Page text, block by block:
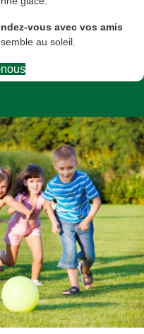
vous avec vos amis
au soleil.